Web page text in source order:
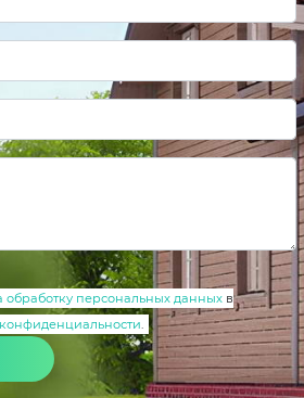
обработку персональных данныхв
.